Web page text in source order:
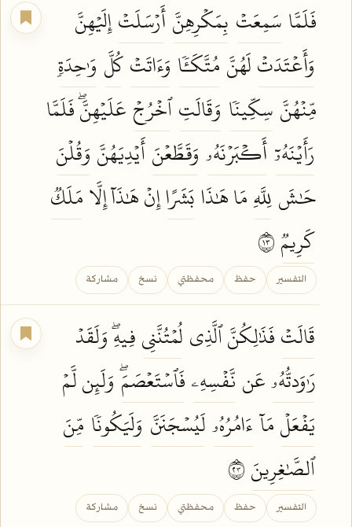
فَلَمَّا سَمِعَتۡ بِمَكۡرِهِنَّأَرۡسَلَتۡإِلَيۡهِنَّ
وَأَعۡتَدَتۡلَهُنَّ مُتَّكَـٔٗا وَءَاتَتۡ كُلَّ وَٰحِدَةٖ
مِّنۡهُنَّ سِكِّينٗا وَقَالَتِٱخۡرُجۡعَلَيۡهِنَّۖ فَلَمَّا
رَأَيۡنَهُۥٓأَكۡبَرۡنَهُۥ وَقَطَّعۡنَأَيۡدِيَهُنَّ وَقُلۡنَ
حَٰشَلِلَّهِمَا هَٰذَابَشَرًاإِنۡ هَٰذَآ إِلَّامَلَكٞ
كَرِيمٞ
التفسير حفظ محفظتي نسخ مشاركة
قَالَتۡفَذَٰلِكُنَّ ٱلَّذِي لُمۡتُنَّنِيفِيهِۖ وَلَقَدۡ
رَٰوَدتُّهُۥعَن نَّفۡسِهِۦفَٱسۡتَعۡصَمَۖوَلَئِن لَّمۡ
يَفۡعَلۡمَآءَامُرُهُۥلَيُسۡجَنَنَّ وَلَيَكُونٗا مِّنَ
ٱلصَّٰغِرِينَ
التفسير حفظ محفظتي نسخ مشاركة